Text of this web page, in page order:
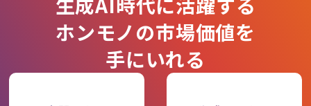
ホンモノの市場価値を
手にいれる